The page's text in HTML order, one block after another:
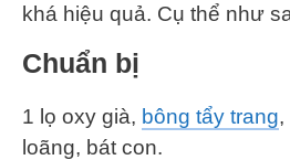
khá hiệu quả. Cụ thể như
Chuẩn bị
1 lọ oxy già, bông tẩy trang,
loãng, bát con.